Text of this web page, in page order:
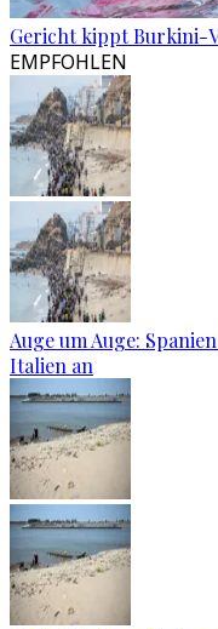
Gericht kippt Burkini-
EMPFOHLEN
Auge um Auge:
Italien an